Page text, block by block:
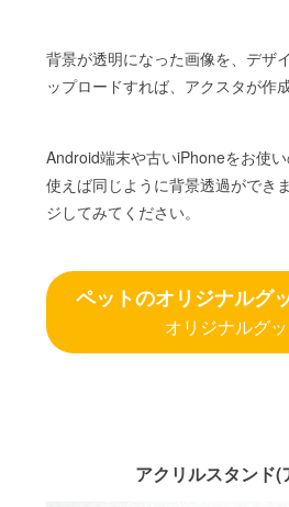
背景が透明になった画像を、デザ
ップロードすれば、アクスタが作
Android端末や古いiPhoneをお使
使えば同じように背景透過ができ
ジしてみてください。
ペットのオリジナルグ
オリジナルグ
アクリルスタンド(